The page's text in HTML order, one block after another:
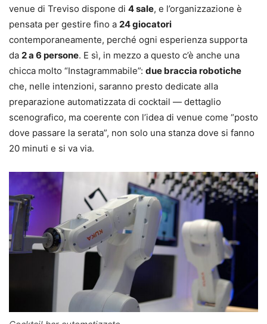
venue di Treviso dispone di 4 sale, e l’organizzazione è
pensata per gestire fino a 24 giocatori
contemporaneamente, perché ogni esperienza supporta
da 2 a 6 persone. E sì, in mezzo a questo c’è anche una
chicca molto “Instagrammabile”: due braccia robotiche
che, nelle intenzioni, saranno presto dedicate alla
preparazione automatizzata di cocktail — dettaglio
scenografico, ma coerente con l’idea di venue come “posto
dove passare la serata”, non solo una stanza dove si fanno
20 minuti e si va via.